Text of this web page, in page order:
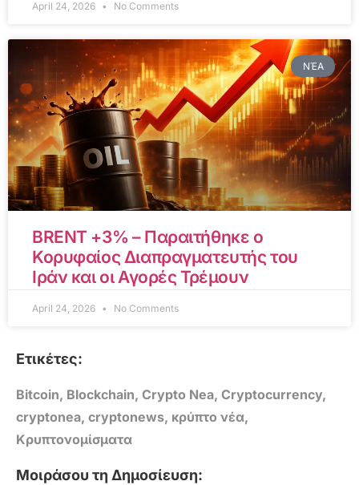
April 24, 2026 No Comments
ΝΈΑ
BRENT +3% – Παραιτήθηκε ο
Κορυφαίος Διαπραγματευτής του
Ιράν και οι Αγορές Τρέμουν
April 24, 2026 No Comments
Ετικέτες:
Bitcoin, Blockchain, Crypto Nea, Cryptocurrency,
cryptonea, cryptonews, κρύπτο νέα,
Κρυπτονομίσματα
Μοιράσου τη Δημοσίευση: